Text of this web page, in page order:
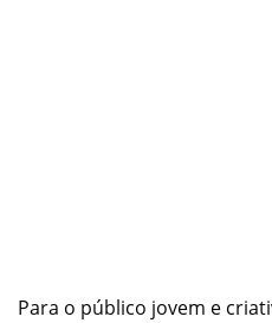
Para o público jovem e